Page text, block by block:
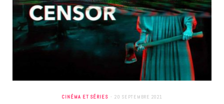
CINÉMA ET SÉRIES 20 SEPTEMBRE 2021